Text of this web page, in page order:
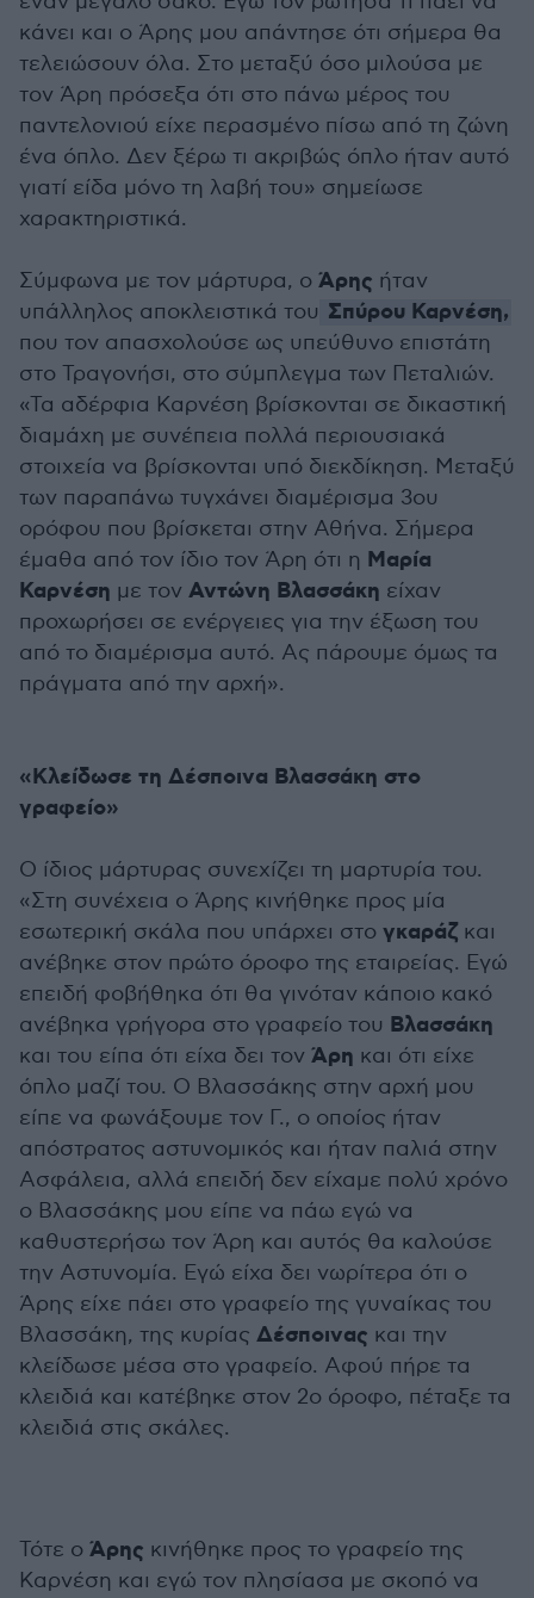
κάνει και ο Άρης μου απάντησε ότι σήμερα θα
τελειώσουν όλα. Στο μεταξύ όσο μιλούσα με
τον Άρη πρόσεξα ότι στο πάνω μέρος του
παντελονιού είχε περασμένο πίσω από τη ζώνη
ένα όπλο. Δεν ξέρω τι ακριβώς όπλο ήταν αυτό
γιατί είδα μόνο τη λαβή του» σημείωσε
χαρακτηριστικά.
Σύμφωνα με τον μάρτυρα, ο Άρης ήταν
υπάλληλος αποκλειστικά του Σπύρου Καρνέση,
που τον απασχολούσε ως υπεύθυνο επιστάτη
στο Τραγονήσι, στο σύμπλεγμα των Πεταλιών.
«Τα αδέρφια Καρνέση βρίσκονται σε δικαστική
διαμάχη με συνέπεια πολλά περιουσιακά
στοιχεία να βρίσκονται υπό διεκδίκηση. Μεταξύ
των παραπάνω τυγχάνει διαμέρισμα 3ου
ορόφου που βρίσκεται στην Αθήνα. Σήμερα
έμαθα από τον ίδιο τον Άρη ότι η Μαρία
Καρνέση με τον Αντώνη Βλασσάκη είχαν
προχωρήσει σε ενέργειες για την έξωση του
από το διαμέρισμα αυτό. Ας πάρουμε όμως τα
πράγματα από την αρχή».
«Κλείδωσε τη Δέσποινα Βλασσάκη στο
γραφείο»
Ο ίδιος μάρτυρας συνεχίζει τη μαρτυρία του.
«Στη συνέχεια ο Άρης κινήθηκε προς μία
εσωτερική σκάλα που υπάρχει στο γκαράζ και
ανέβηκε στον πρώτο όροφο της εταιρείας. Εγώ
επειδή φοβήθηκα ότι θα γινόταν κάποιο κακό
ανέβηκα γρήγορα στο γραφείο του Βλασσάκη
και του είπα ότι είχα δει τον Άρη και ότι είχε
όπλο μαζί του. Ο Βλασσάκης στην αρχή μου
είπε να φωνάξουμε τον Γ., ο οποίος ήταν
απόστρατος αστυνομικός και ήταν παλιά στην
Ασφάλεια, αλλά επειδή δεν είχαμε πολύ χρόνο
ο Βλασσάκης μου είπε να πάω εγώ να
καθυστερήσω τον Άρη και αυτός θα καλούσε
την Αστυνομία. Εγώ είχα δει νωρίτερα ότι ο
Άρης είχε πάει στο γραφείο της γυναίκας του
Βλασσάκη, της κυρίας Δέσποινας και την
κλείδωσε μέσα στο γραφείο. Αφού πήρε τα
κλειδιά και κατέβηκε στον 2ο όροφο, πέταξε τα
κλειδιά στις σκάλες.
Τότε ο Άρης κινήθηκε προς το γραφείο της
Καρνέση και εγώ τον πλησίασα με σκοπό να